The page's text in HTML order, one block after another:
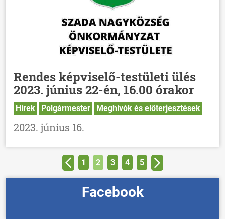
Rendes képviselő-testületi ülés
2023. június 22-én, 16.00 órakor
Hírek Polgármester Meghívók és előterjesztések
2023. június 16.
1 2 3 4 5
Facebook